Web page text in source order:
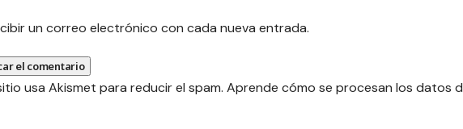
un correo electrónico con cada nueva entrada.
usa Akismet para reducir el spam. Aprende cómo se procesan los datos